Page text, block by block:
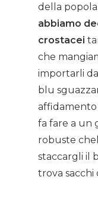
della
abbiamo
crostacei
che
importarli
blu
affidamento
fa fare a un
robuste
staccargli il
trova